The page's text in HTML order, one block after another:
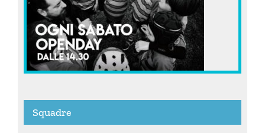
Squadre